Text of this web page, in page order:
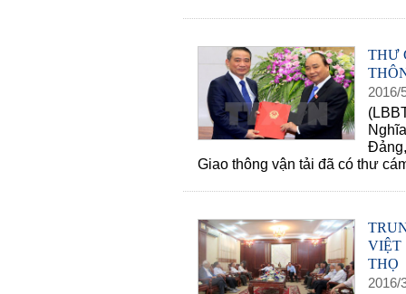
THƯ
2016/
Giao thông vận tải đã có thư
VIỆT
THỌ
2016/